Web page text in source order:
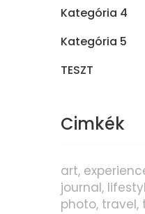
Kategória 4
Kategória 5
TESZT
Cimkék
art
journal
photo travel